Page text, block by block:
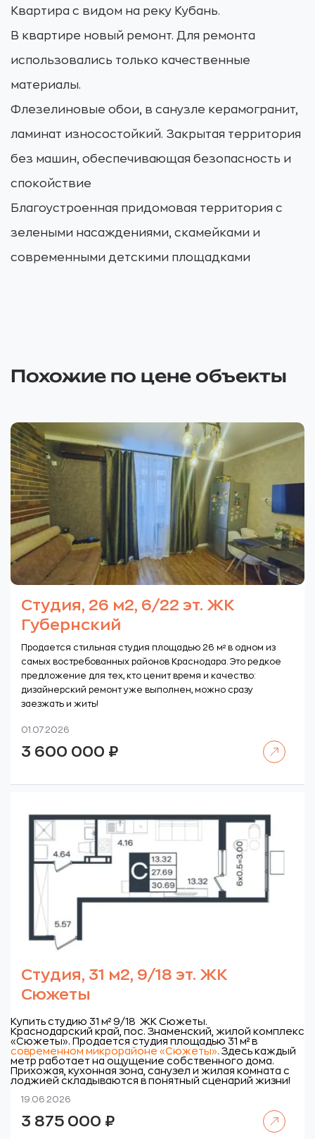
Квартира с видом на реку Кубань.
В квартире новый ремонт. Для ремонта
использовались только качественные
материалы.
Флезелиновые обои, в санузле керамогранит,
ламинат износостойкий. Закрытая территория
без машин, обеспечивающая безопасность и
спокойствие
Благоустроенная придомовая территория с
зелеными насаждениями, скамейками и
современными детскими площадками
Похожие по цене объекты
Студия, 26 м2, 6/22 эт. ЖК
Губернский
Продается стильная студия площадью 26 м² в одном из
самых востребованных районов Краснодара. Это редкое
предложение для тех, кто ценит время и качество:
дизайнерский ремонт уже выполнен, можно сразу
заезжать и жить!
01.07.2026
3 600 000 ₽
Студия, 31 м2, 9/18 эт. ЖК
Сюжеты
Купить студию 31 м² 9/18 ЖК Сюжеты.
Краснодарский край, пос. Знаменский, жилой комплекс
«Сюжеты». Продается студия площадью 31 м² в
современном микрорайоне «Сюжеты». Здесь каждый
метр работает на ощущение собственного дома.
Прихожая, кухонная зона, санузел и жилая комната с
лоджией складываются в понятный сценарий жизни!
19.06.2026
3 875 000 ₽